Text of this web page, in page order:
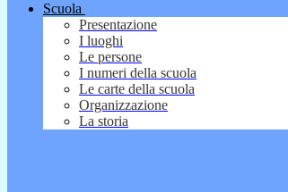
Scuola
Presentazione
I luoghi
Le persone
I numeri della scuola
Le carte della scuola
Organizzazione
La storia